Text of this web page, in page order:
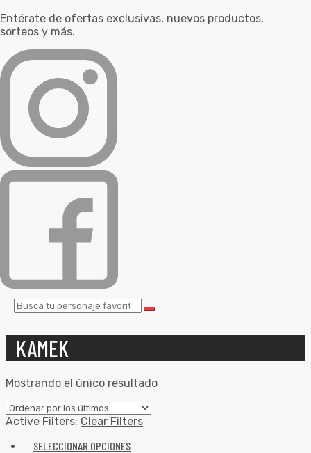
Entérate de ofertas exclusivas, nuevos productos,
sorteos y más.
KAMEK
Mostrando el único resultado
Active Filters: Clear Filters
SELECCIONAR OPCIONES